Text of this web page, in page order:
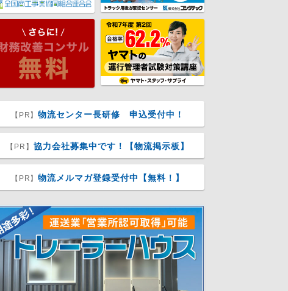
【PR】物流センター長研修 申込受付中！
【PR】 協力会社募集中です！【物流掲示板】
【PR】物流メルマガ登録受付中【無料！】